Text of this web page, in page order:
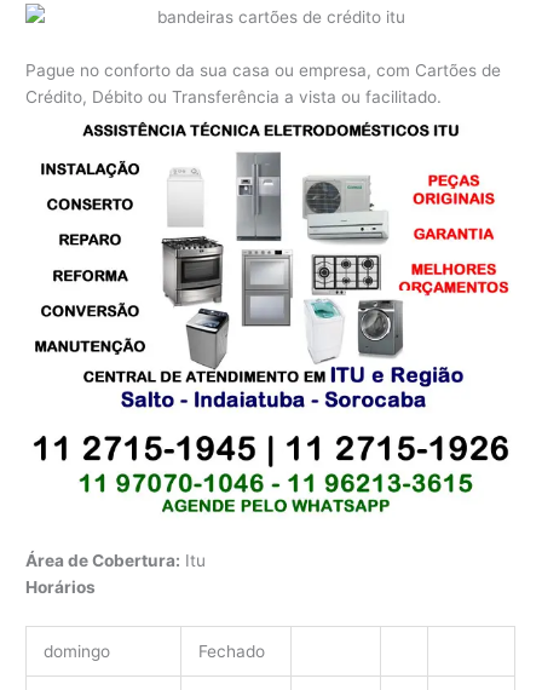
Pague no conforto da sua casa ou empresa, com Cartões de
Crédito, Débito ou Transferência a vista ou facilitado.
Área de Cobertura: Itu
Horários
domingo Fechado